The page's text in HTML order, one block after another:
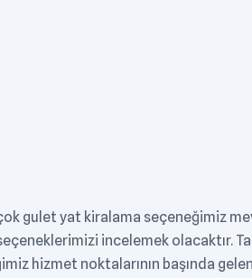
gulet yat kiralama seçeneğimiz
incelemek olacaktır.
hizmet noktalarının başında gelen